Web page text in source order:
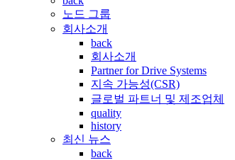
노드 그룹
회사소개
back
회사소개
Partner for Drive Systems
지속 가능성(CSR)
글로벌 파트너 및 제조업체
quality
history
최신 뉴스
back